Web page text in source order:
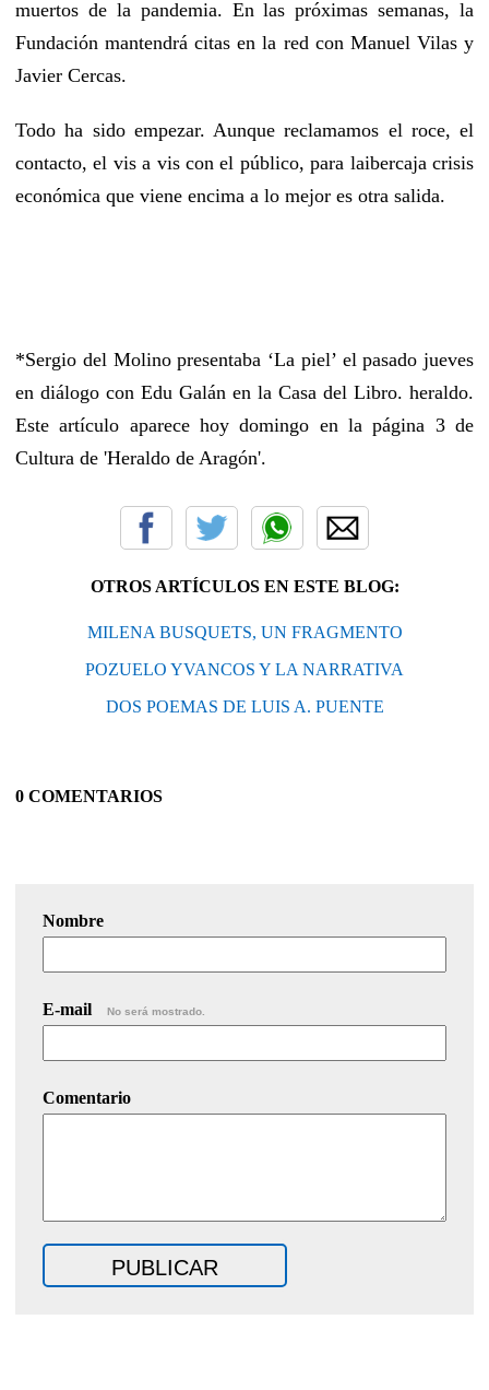
muertos de la pandemia. En las próximas semanas, la
Fundación mantendrá citas en la red con Manuel Vilas y
Javier Cercas.
Todo ha sido empezar. Aunque reclamamos el roce, el
contacto, el vis a vis con el público, para laibercajacrisis
económica que viene encima a lo mejor es otra salida.
*Sergio del Molino presentaba ‘La piel’ el pasado jueves
en diálogo con Edu Galán en la Casa del Libro. heraldo.
Este artículo aparece hoy domingo en la página 3 de
Cultura de 'Heraldo de Aragón'.
OTROS ARTÍCULOS EN ESTE BLOG:
MILENA BUSQUETS, UN FRAGMENTO
POZUELO YVANCOS Y LA NARRATIVA
DOS POEMAS DE LUIS A. PUENTE
0 COMENTARIOS
Nombre
E-mail No será mostrado.
Comentario